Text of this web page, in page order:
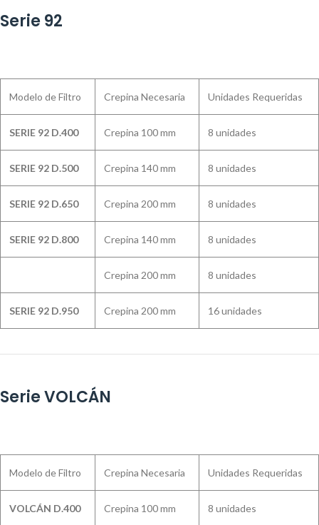
Serie 92
Modelo de Filtro Crepina Necesaria Unidades Requeridas
SERIE 92 D.400 Crepina 100 mm 8 unidades
SERIE 92 D.500 Crepina 140 mm 8 unidades
SERIE 92 D.650 Crepina 200 mm 8 unidades
SERIE 92 D.800 Crepina 140 mm 8 unidades
Crepina 200 mm 8 unidades
SERIE 92 D.950 Crepina 200 mm 16 unidades
Serie VOLCÁN
Modelo de Filtro Crepina Necesaria Unidades Requeridas
VOLCÁN D.400 Crepina 100 mm 8 unidades